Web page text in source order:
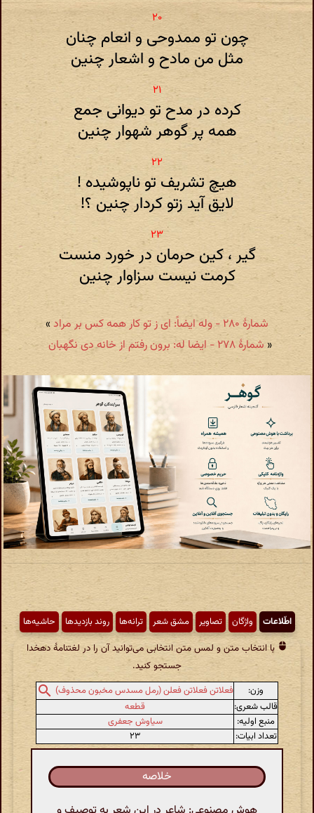
چون تو ممدوحی و انعام چنان
مثل من مادح و اشعار چنین
کرده در مدح تو دیوانی جمع
همه پر گوهر شهوار چنین
هیچ تشریف تو ناپوشیده !
لایق آید زتو کردار چنین ؟!
گیر ، کین حرمان در خورد منست
کرمت نیست سزاوار چنین
شمارهٔ ۲۸۰ - وله ایضاً: ای ز تو کار همه کس بر مراد
»
« شمارهٔ ۲۷۸ - ایضا له: برون رفتم از خانه دی نگهبان
اطّلاعات واژگان تصاویر مشق شعر ترانه‌ها روند بازدیدها حاشیه‌ها
با انتخاب متن و لمس متن انتخابی می‌توانید آن را در لغتنامهٔ دهخدا
جستجو کنید.
وزن:
فعلاتن فعلاتن فعلن (رمل مسدس مخبون محذوف)
قالب شعری:
قطعه
منبع اولیه:
سیاوش جعفری
تعداد ابیات:
۲۳
خلاصه